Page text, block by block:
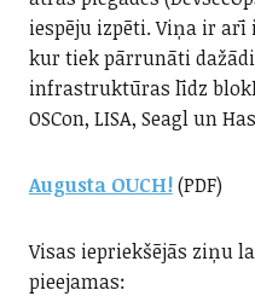
iespēju izpēti. Viņa ir
kur tiek pārrunāti
infrastruktūras līdz
OSCon, LISA, Seagl un
Augusta OUCH!(PDF)
Visas iepriekšējās ziņu
pieejamas: